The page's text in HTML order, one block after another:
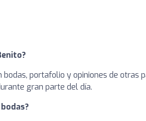
portafolio y opiniones de otras
gran parte del día.